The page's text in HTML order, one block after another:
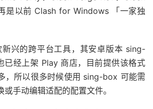
是以前 Clash for Windows 「一家独
兴的跨平台工具，其安卓版本 sing-
经上架 Play 商店，目前提供该格式
，所以很多时候使用 sing-box 可能需
手动编辑适配的配置文件。